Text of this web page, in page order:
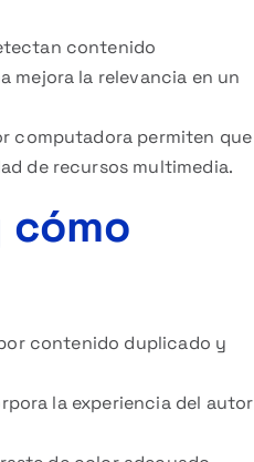
contenido
mejora la relevancia en un
computadora permiten que
de recursos multimedia.
cómo
contenido duplicado y
la experiencia del autor